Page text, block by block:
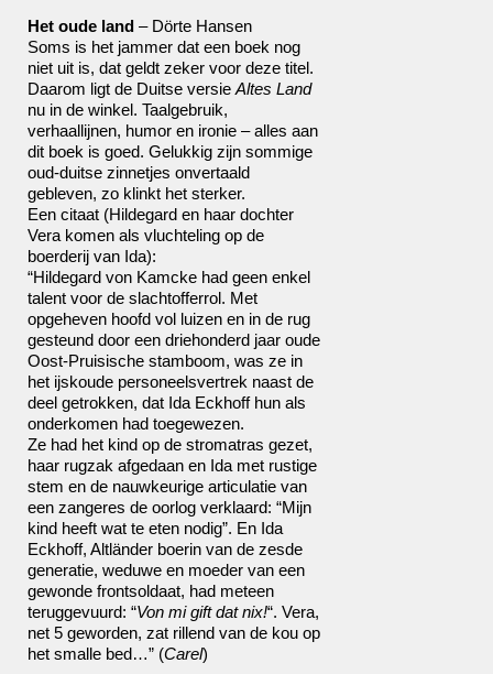
Het oude land – Dörte Hansen
Soms is het jammer dat een boek nog
niet uit is, dat geldt zeker voor deze titel.
Daarom ligt de Duitse versie Altes Land
nu in de winkel. Taalgebruik,
verhaallijnen, humor en ironie – alles aan
dit boek is goed. Gelukkig zijn sommige
oud-duitse zinnetjes onvertaald
gebleven, zo klinkt het sterker.
Een citaat (Hildegard en haar dochter
Vera komen als vluchteling op de
boerderij van Ida):
“Hildegard von Kamcke had geen enkel
talent voor de slachtofferrol. Met
opgeheven hoofd vol luizen en in de rug
gesteund door een driehonderd jaar oude
Oost-Pruisische stamboom, was ze in
het ijskoude personeelsvertrek naast de
deel getrokken, dat Ida Eckhoff hun als
onderkomen had toegewezen.
Ze had het kind op de stromatras gezet,
haar rugzak afgedaan en Ida met rustige
stem en de nauwkeurige articulatie van
een zangeres de oorlog verklaard: “Mijn
kind heeft wat te eten nodig”. En Ida
Eckhoff, Altländer boerin van de zesde
generatie, weduwe en moeder van een
gewonde frontsoldaat, had meteen
teruggevuurd: “Von mi gift dat nix!“. Vera,
net 5 geworden, zat rillend van de kou op
het smalle bed…” (Carel)